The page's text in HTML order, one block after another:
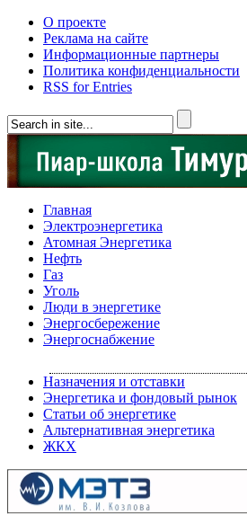
О проекте
Реклама на сайте
Информационные партнеры
Политика конфиденциальности
RSS for Entries
Главная
Электроэнергетика
Атомная Энергетика
Нефть
Газ
Уголь
Люди в энергетике
Энергосбережение
Энергоснабжение
Назначения и отставки
Энергетика и фондовый рынок
Статьи об энергетике
Альтернативная энергетика
ЖКХ